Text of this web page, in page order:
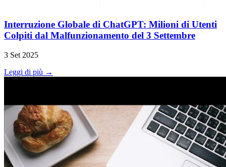
Interruzione Globale di ChatGPT: Milioni di Utenti
Colpiti dal Malfunzionamento del 3 Settembre
3 Set 2025
Leggi di più →